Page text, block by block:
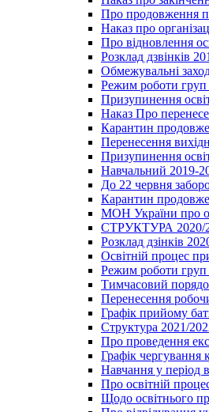
Про продовження
Наказ про
Про відновлення
Розклад дзвінків
Обмежувальні
Режим роботи груп
Призупинення
Наказ Про
Карантин
Перенесення
Призупинення
Навчальний 2019-
До 22 червня
Карантин
МОН України про
СТРУКТУРА
Розклад дзінків
Освітній процес
Режим роботи груп
Тимчасовий
Перенесення
Графік прийому
Структура 2021/
Про проведення
Графік чергування
Навчання у період
Про освітній
Щодо освітнього